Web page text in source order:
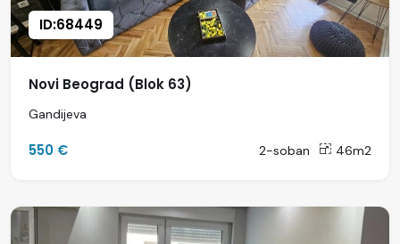
ID:68449
Novi Beograd (Blok 63)
Gandijeva
550 € 2-soban 46m2